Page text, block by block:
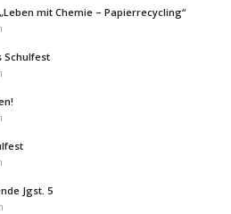
mit Chemie – Papierrecycling“
Schulfest
Jgst. 5